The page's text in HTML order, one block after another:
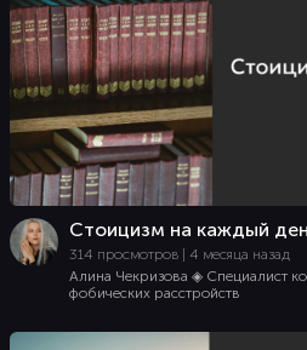
Стоицизм на каждый
314 просмотров | 4 месяца назад
Алина Чекризова ◈ Специалист
фобических расстройств